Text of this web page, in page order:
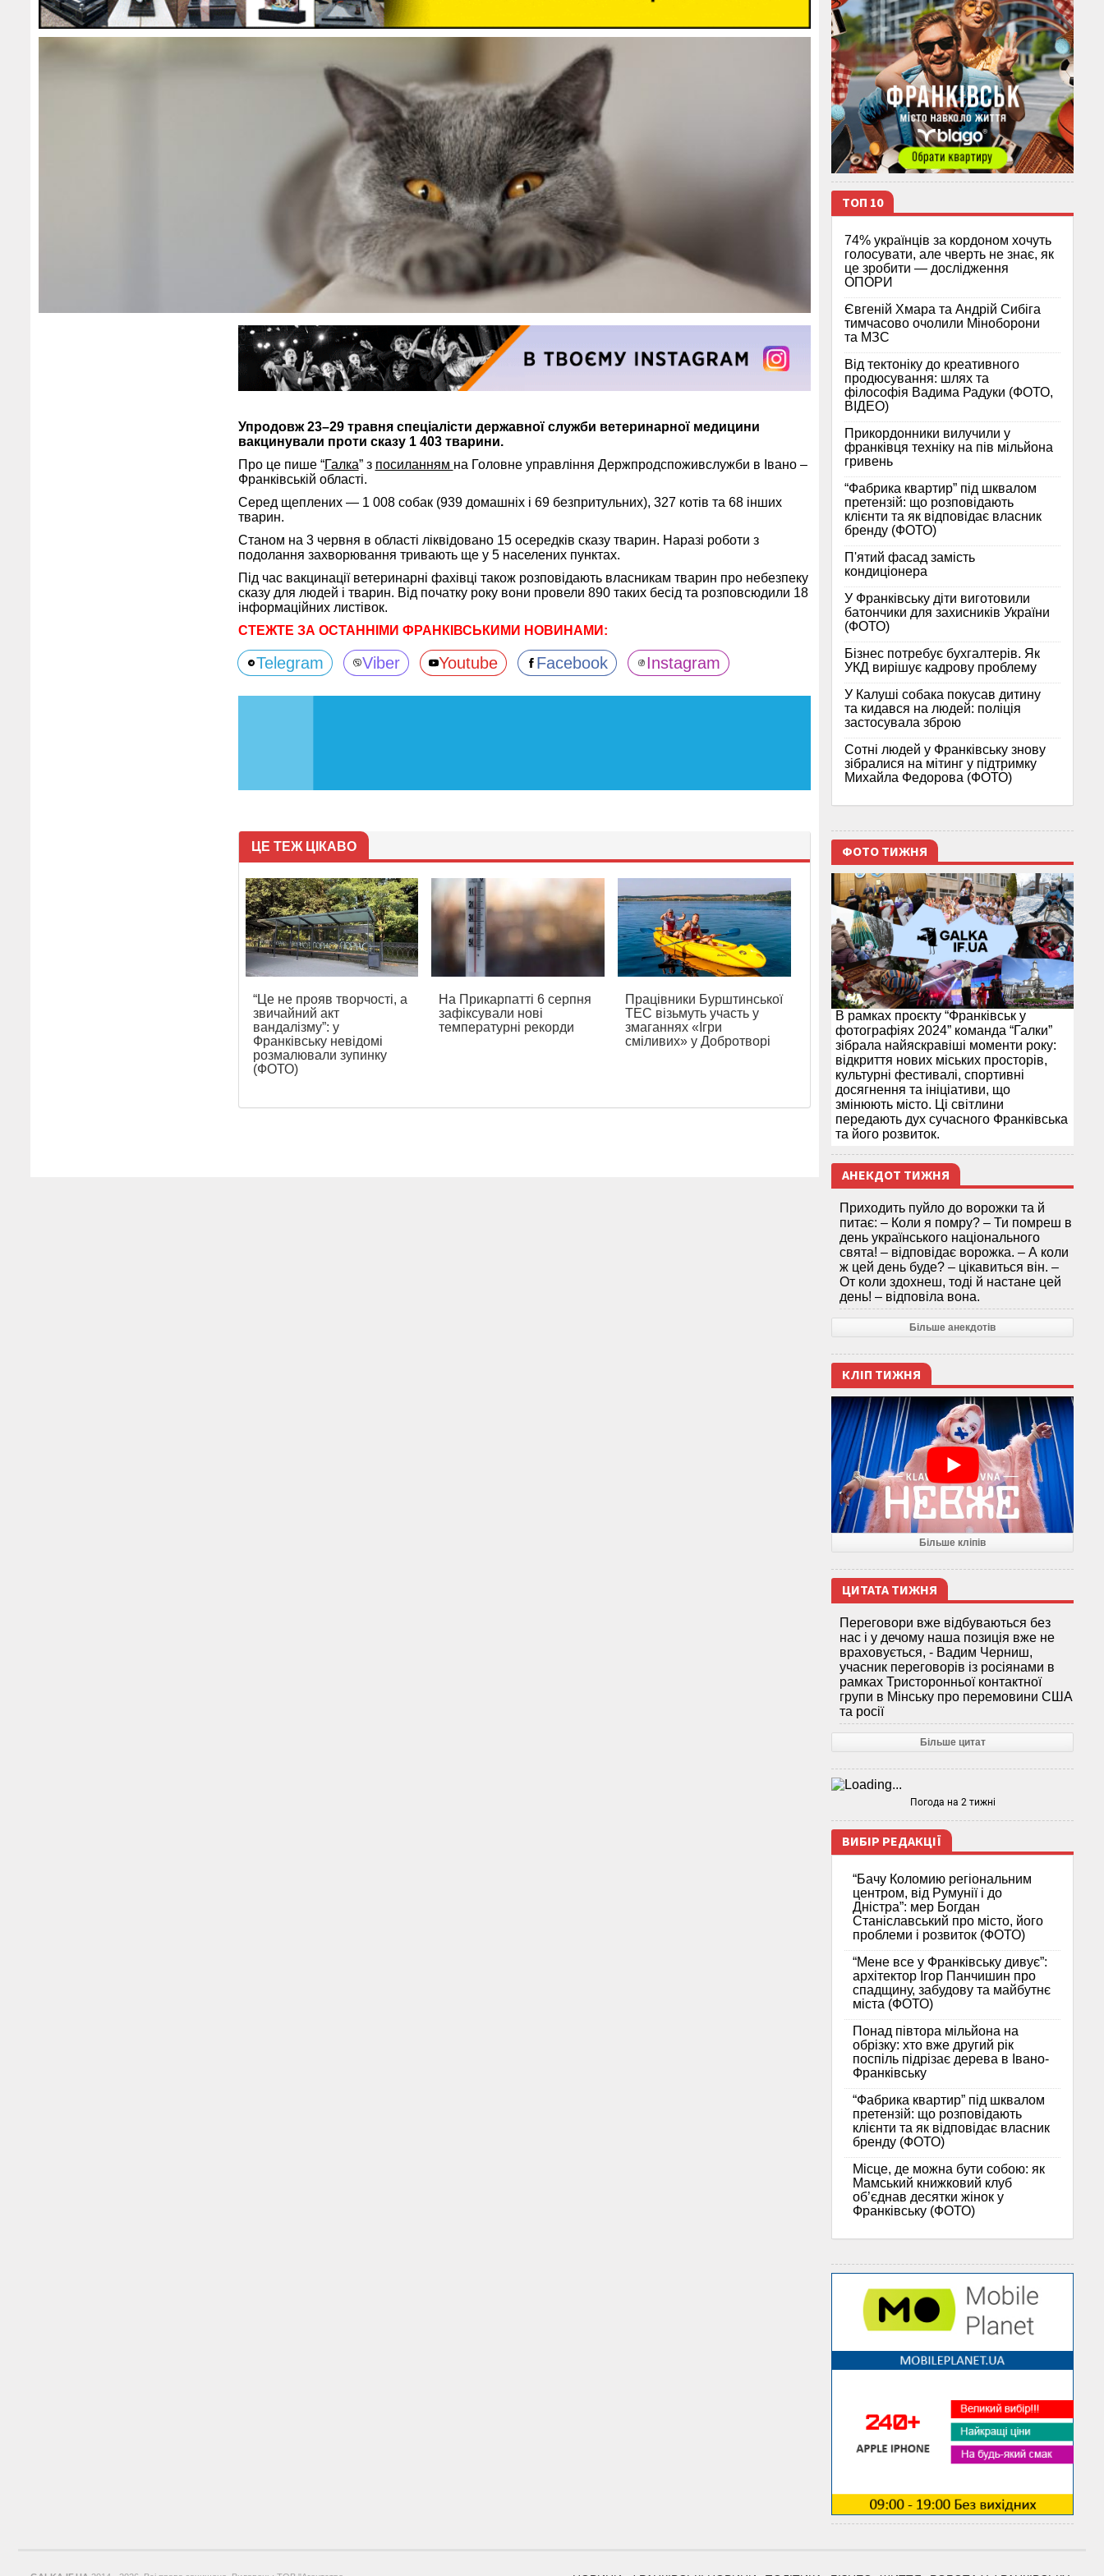
Упродовж 23–29 травня спеціалісти державної служби ветеринарної медицини
вакцинували проти сказу 1 403 тварини.
Про це пише “Галка” з посиланням на Головне управління Держпродспоживслужби в Івано –
Франківській області.
Серед щеплених — 1 008 собак (939 домашніх і 69 безпритульних), 327 котів та 68 інших
тварин.
Станом на 3 червня в області ліквідовано 15 осередків сказу тварин. Наразі роботи з
подолання захворювання тривають ще у 5 населених пунктах.
Під час вакцинації ветеринарні фахівці також розповідають власникам тварин про небезпеку
сказу для людей і тварин. Від початку року вони провели 890 таких бесід та розповсюдили 18
інформаційних листівок.
СТЕЖТЕ ЗА ОСТАННІМИ ФРАНКІВСЬКИМИ НОВИНАМИ:
Telegram Viber Youtube Facebook Instagram
ЦЕ ТЕЖ ЦІКАВО
“Це не прояв творчості, а
звичайний акт
вандалізму”: у
Франківську невідомі
розмалювали зупинку
(ФОТО)
На Прикарпатті 6 серпня
зафіксували нові
температурні рекорди
Працівники Бурштинської
ТЕС візьмуть участь у
змаганнях «Ігри
сміливих» у Добротворі
ТОП 10
74% українців за кордоном хочуть
голосувати, але чверть не знає, як
це зробити — дослідження
ОПОРИ
Євгеній Хмара та Андрій Сибіга
тимчасово очолили Міноборони
та МЗС
Від тектоніку до креативного
продюсування: шлях та
філософія Вадима Радуки (ФОТО,
ВІДЕО)
Прикордонники вилучили у
франківця техніку на пів мільйона
гривень
“Фабрика квартир” під шквалом
претензій: що розповідають
клієнти та як відповідає власник
бренду (ФОТО)
П'ятий фасад замість
кондиціонера
У Франківську діти виготовили
батончики для захисників України
(ФОТО)
Бізнес потребує бухгалтерів. Як
УКД вирішує кадрову проблему
У Калуші собака покусав дитину
та кидався на людей: поліція
застосувала зброю
Сотні людей у Франківську знову
зібралися на мітинг у підтримку
Михайла Федорова (ФОТО)
ФОТО ТИЖНЯ
В рамках проєкту “Франківськ у
фотографіях 2024” команда “Галки”
зібрала найяскравіші моменти року:
відкриття нових міських просторів,
культурні фестивалі, спортивні
досягнення та ініціативи, що
змінюють місто. Ці світлини
передають дух сучасного Франківська
та його розвиток.
АНЕКДОТ ТИЖНЯ
Приходить пуйло до ворожки та й
питає: – Коли я помру? – Ти помреш в
день українського національного
свята! – відповідає ворожка. – А коли
ж цей день буде? – цікавиться він. –
От коли здохнеш, тоді й настане цей
день! – відповіла вона.
Більше анекдотів
КЛІП ТИЖНЯ
Більше кліпів
ЦИТАТА ТИЖНЯ
Переговори вже відбуваються без
нас і у дечому наша позиція вже не
враховується, - Вадим Черниш,
учасник переговорів із росіянами в
рамках Тристоронньої контактної
групи в Мінську про перемовини США
та росії
Більше цитат
Погода на 2 тижні
ВИБІР РЕДАКЦІЇ
“Бачу Коломию регіональним
центром, від Румунії і до
Дністра”: мер Богдан
Станіславський про місто, його
проблеми і розвиток (ФОТО)
“Мене все у Франківську дивує”:
архітектор Ігор Панчишин про
спадщину, забудову та майбутнє
міста (ФОТО)
Понад півтора мільйона на
обрізку: хто вже другий рік
поспіль підрізає дерева в Івано-
Франківську
“Фабрика квартир” під шквалом
претензій: що розповідають
клієнти та як відповідає власник
бренду (ФОТО)
Місце, де можна бути собою: як
Мамський книжковий клуб
об’єднав десятки жінок у
Франківську (ФОТО)